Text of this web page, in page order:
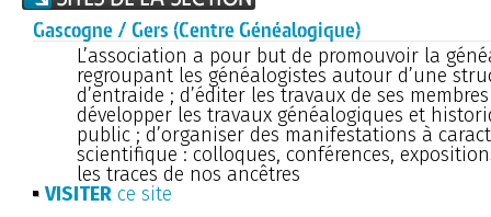
Gascogne / Gers (Centre Généalogique)
L’association a pour but de promouvoir la
regroupant les généalogistes autour d’une
d’entraide ; d’éditer les travaux de ses
développer les travaux généalogiques et
public ; d’organiser des manifestations à
scientifique : colloques, conférences,
les traces de nos ancêtres
VISITER ce site